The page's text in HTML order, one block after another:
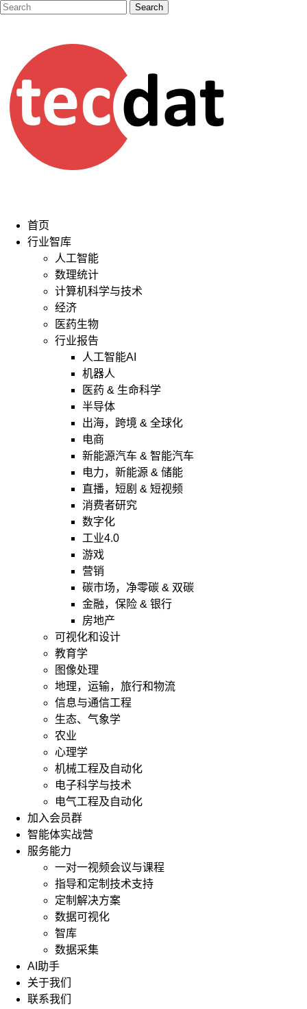
首页
行业智库
人工智能
数理统计
计算机科学与技术
经济
医药生物
行业报告
人工智能AI
机器人
医药 & 生命科学
半导体
出海，跨境 & 全球化
电商
新能源汽车 & 智能汽车
电力，新能源 & 储能
直播，短剧 & 短视频
消费者研究
数字化
工业4.0
游戏
营销
碳市场，净零碳 & 双碳
金融，保险 & 银行
房地产
可视化和设计
教育学
图像处理
地理，运输，旅行和物流
信息与通信工程
生态、气象学
农业
心理学
机械工程及自动化
电子科学与技术
电气工程及自动化
加入会员群
智能体实战营
服务能力
一对一视频会议与课程
指导和定制技术支持
定制解决方案
数据可视化
智库
数据采集
AI助手
关于我们
联系我们